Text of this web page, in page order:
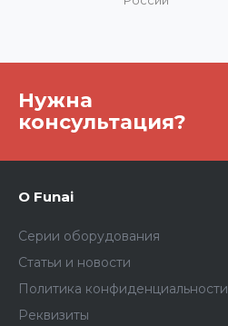
Нужна
консультация?
О Funai
Серии оборудования
Статьи и новости
Политика конфиденциальности
Реквизиты